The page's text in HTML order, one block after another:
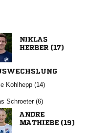

 
 
 

 